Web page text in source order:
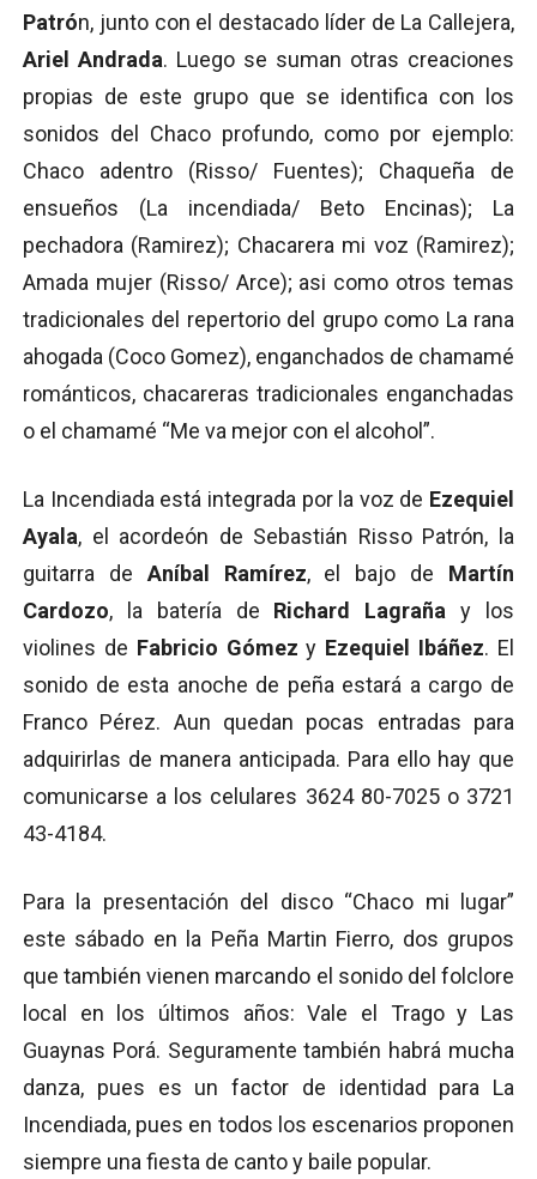
Patrón, junto con el destacado líder de La Callejera,
Ariel Andrada. Luego se suman otras creaciones
propias de este grupo que se identifica con los
sonidos del Chaco profundo, como por ejemplo:
Chaco adentro (Risso/ Fuentes); Chaqueña de
ensueños (La incendiada/ Beto Encinas); La
pechadora (Ramirez); Chacarera mi voz (Ramirez);
Amada mujer (Risso/ Arce); asi como otros temas
tradicionales del repertorio del grupo como La rana
ahogada (Coco Gomez), enganchados de chamamé
románticos, chacareras tradicionales enganchadas
o el chamamé “Me va mejor con el alcohol”.
La Incendiada está integrada por la voz de Ezequiel
Ayala, el acordeón de Sebastián Risso Patrón, la
guitarra de Aníbal Ramírez, el bajo de Martín
Cardozo, la batería de Richard Lagraña y los
violines de Fabricio Gómez y Ezequiel Ibáñez. El
sonido de esta anoche de peña estará a cargo de
Franco Pérez. Aun quedan pocas entradas para
adquirirlas de manera anticipada. Para ello hay que
comunicarse a los celulares 3624 80-7025 o 3721
43-4184.
Para la presentación del disco “Chaco mi lugar”
este sábado en la Peña Martin Fierro, dos grupos
que también vienen marcando el sonido del folclore
local en los últimos años: Vale el Trago y Las
Guaynas Porá. Seguramente también habrá mucha
danza, pues es un factor de identidad para La
Incendiada, pues en todos los escenarios proponen
siempre una fiesta de canto y baile popular.